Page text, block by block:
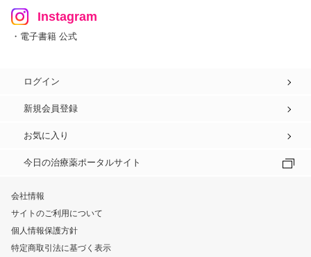
Instagram
・電子書籍 公式
ログイン
新規会員登録
お気に入り
今日の治療薬ポータルサイト
会社情報
サイトのご利用について
個人情報保護方針
特定商取引法に基づく表示